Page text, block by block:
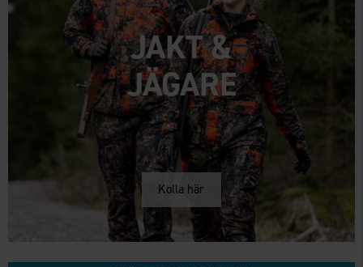
Kolla här
JAKT &
JÄGARE